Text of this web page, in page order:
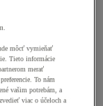
môcť vymieňať
Tieto informácie
merať
To nám
vašim potrebám, a
viac o účeloch a